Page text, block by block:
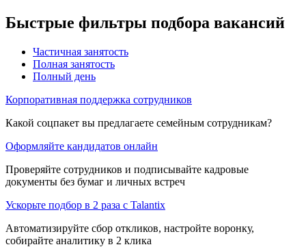
Быстрые фильтры подбора вакансий
Частичная занятость
Полная занятость
Полный день
Корпоративная поддержка сотрудников
Какой соцпакет вы предлагаете семейным сотрудникам?
Оформляйте кандидатов онлайн
Проверяйте сотрудников и подписывайте кадровые
документы без бумаг и личных встреч
Ускорьте подбор в 2 раза с Talantix
Автоматизируйте сбор откликов, настройте воронку,
собирайте аналитику в 2 клика